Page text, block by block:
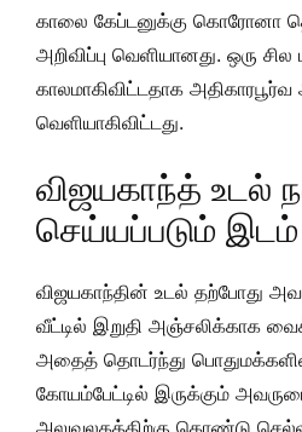
காலை கேப்டனுக்கு கொரோனா
அறிவிப்பு வெளியானது. ஒரு
காலமாகிவிட்டதாக அதிகாரபூர்வ
வெளியாகிவிட்டது.
விஜயகாந்த் உடல்
செய்யப்படும் இடம்
விஜயகாந்தின் உடல் தற்போது
வீட்டில் இறுதி அஞ்சலிக்காக
அதைத் தொடர்ந்து
கோயம்பேட்டில் இருக்கும்
அலுவலகத்திற்கு கொண்டு